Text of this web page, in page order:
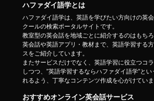
ハファダイ語学とは
ハファダイ語学は、英語を学びたい方向けの英
クールの検索ポータルサイトです。
教室型の英会話を地域ごとに紹介するのはもち
英会話や英語アプリ・教材まで、英語学習する
スをご紹介しています。
またサービスだけでなく、英語学習に役立つコ
しつつ、”英語学習するならハファダイ語学”と
れるよう、丁寧なコンテンツ作成を心がけていま
おすすめオンライン英会話サービス